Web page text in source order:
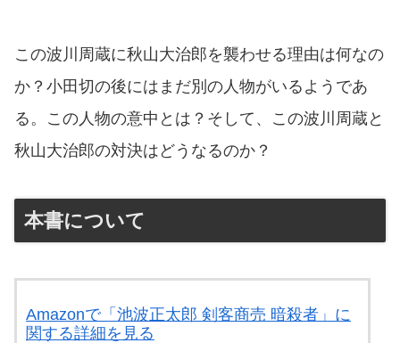
この波川周蔵に秋山大治郎を襲わせる理由は何なの
か？小田切の後にはまだ別の人物がいるようであ
る。この人物の意中とは？そして、この波川周蔵と
秋山大治郎の対決はどうなるのか？
本書について
Amazonで「池波正太郎 剣客商売 暗殺者」に
関する詳細を見る